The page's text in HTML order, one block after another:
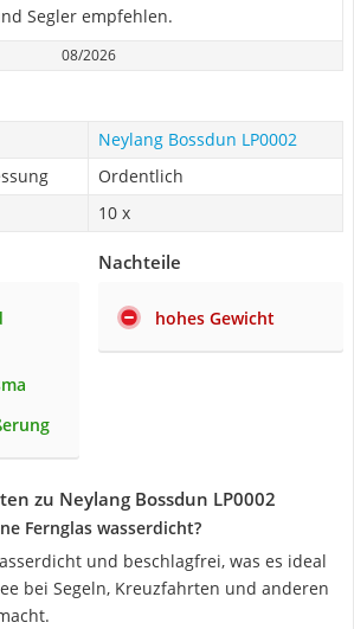
Segler empfehlen.
08/2026
Neylang Bossdun LP0002
Ordentlich
10 x
Nachteile
hohes Gewicht
zu Neylang Bossdun LP0002
Fernglas wasserdicht?
und beschlagfrei, was es ideal
bei Segeln, Kreuzfahrten und anderen